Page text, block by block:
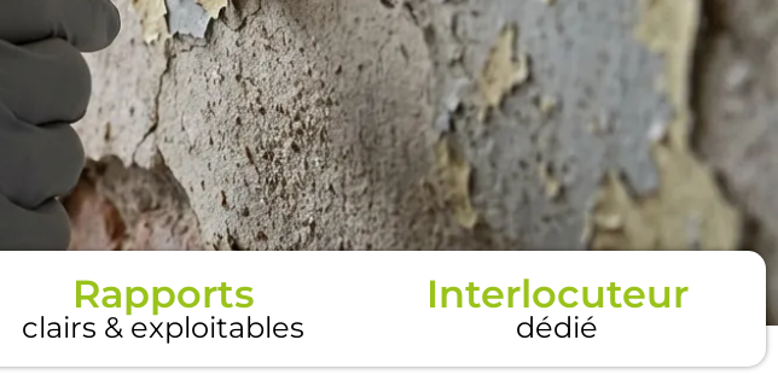
Rapports
clairs & exploitables
Interlocuteur
dédié